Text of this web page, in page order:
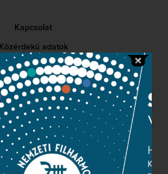
Kapcsolat
Közérdekű adatok
Sajtószoba
Adatvédelem
Impresszum